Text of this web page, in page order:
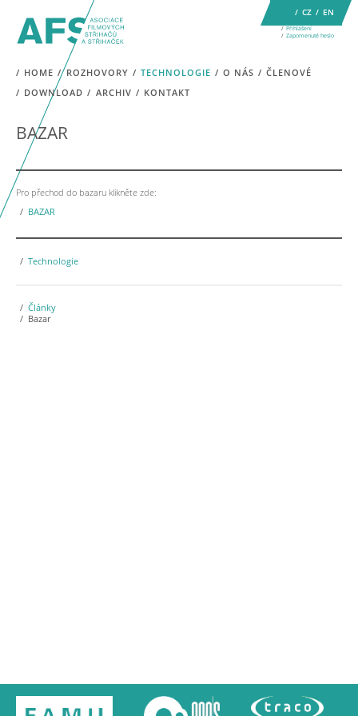
CZ EN
Přihlášení
Zapomenuté heslo
HOME ROZHOVORY TECHNOLOGIE O NÁS
ČLENOVÉ
DOWNLOAD
ARCHIV KONTAKT
BAZAR
Pro přechod do bazaru klikněte zde:
BAZAR
Technologie
Články
Bazar